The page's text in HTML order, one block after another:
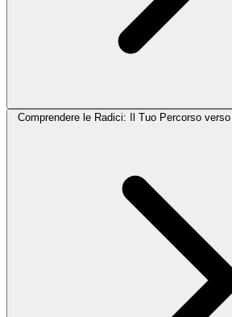
Comprendere le Radici: Il Tuo Percorso